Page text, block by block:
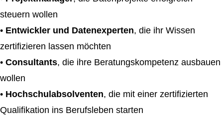
steuern wollen
• Entwickler und Datenexperten, die ihr Wissen
zertifizieren lassen möchten
• Consultants, die ihre Beratungskompetenz ausbauen
wollen
• Hochschulabsolventen, die mit einer zertifizierten
Qualifikation ins Berufsleben starten